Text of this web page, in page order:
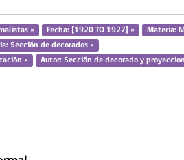
× Fecha: [1920 TO 1927] ×
Materia:
Sección de decorados ×
×
Autor: Sección de decorado y